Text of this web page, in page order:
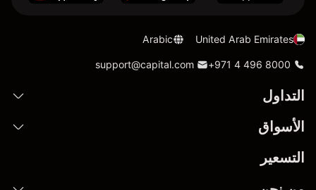
United Arab Emirates
Arabic
+971 4 496 8000
support@capital.com
التداول
الأسواق
التسعير